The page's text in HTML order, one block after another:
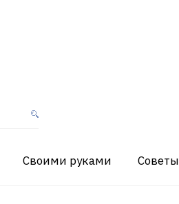
Своими руками Советы